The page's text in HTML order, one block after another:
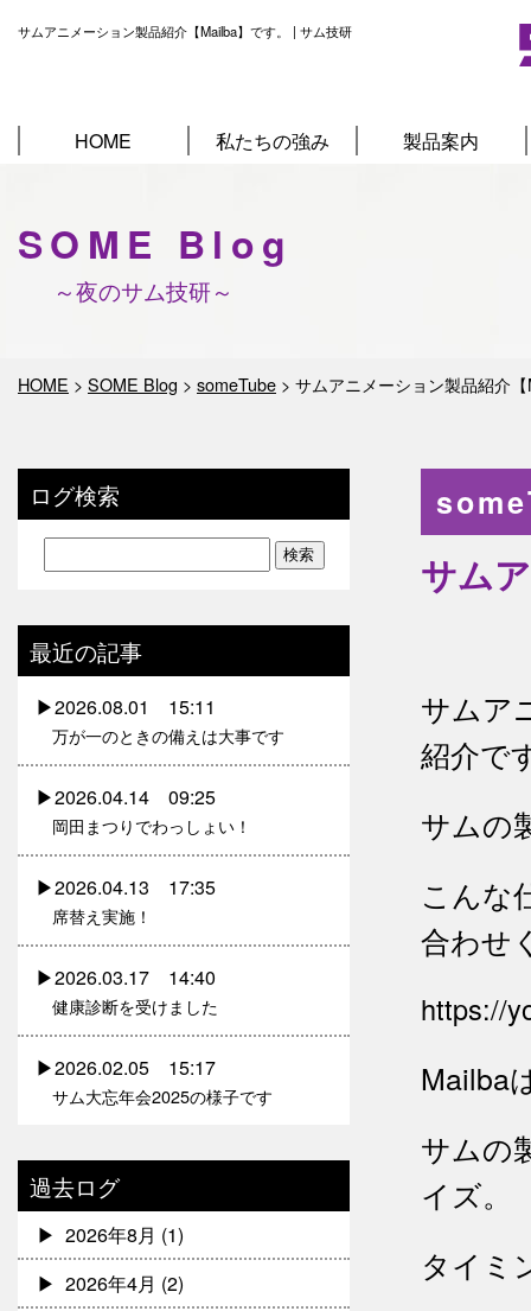
サムアニメーション製品紹介【Mailba】です。 | サム技研
HOME 私たちの強み 製品案内
SOME Blog
～夜のサム技研～
HOME > SOME Blog > someTube > サムアニメーション製品紹介
サム
サムア
紹介で
サムの
こんな
合わせ
https://
Mailba
サムの
イズ。
タイミ
ログ検索
最近の記事
2026.08.01 15:11
万が一のときの備えは大事です
2026.04.14 09:25
岡田まつりでわっしょい！
2026.04.13 17:35
席替え実施！
2026.03.17 14:40
健康診断を受けました
2026.02.05 15:17
サム大忘年会2025の様子です
過去ログ
2026年8月 (1)
2026年4月 (2)